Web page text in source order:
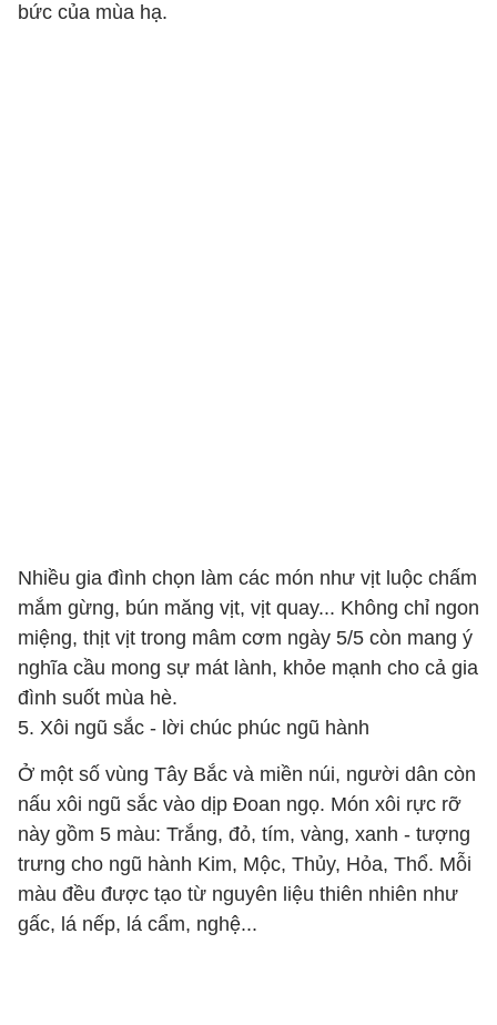
bức của mùa hạ.
Nhiều gia đình chọn làm các món như vịt luộc chấm
mắm gừng, bún măng vịt, vịt quay... Không chỉ ngon
miệng, thịt vịt trong mâm cơm ngày 5/5 còn mang ý
nghĩa cầu mong sự mát lành, khỏe mạnh cho cả gia
đình suốt mùa hè.
5. Xôi ngũ sắc - lời chúc phúc ngũ hành
Ở một số vùng Tây Bắc và miền núi, người dân còn
nấu xôi ngũ sắc vào dịp Đoan ngọ. Món xôi rực rỡ
này gồm 5 màu: Trắng, đỏ, tím, vàng, xanh - tượng
trưng cho ngũ hành Kim, Mộc, Thủy, Hỏa, Thổ. Mỗi
màu đều được tạo từ nguyên liệu thiên nhiên như
gấc, lá nếp, lá cẩm, nghệ...